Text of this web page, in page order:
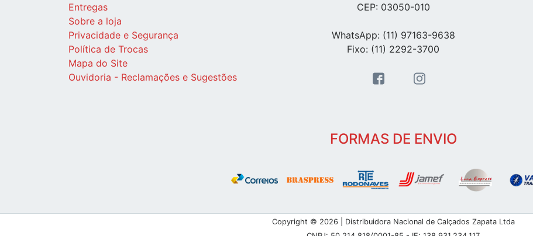
Entregas
Sobre a loja
Privacidade e Segurança
Política de Trocas
Mapa do Site
Ouvidoria - Reclamações e Sugestões
CEP: 03050-010
WhatsApp: (11) 97163-9638
Fixo: (11) 2292-3700
FORMAS DE ENVIO
Copyright © 2026 | Distribuidora Nacional de Calçados Zapata Ltda